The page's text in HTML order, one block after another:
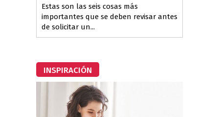
Estas son las seis cosas más
importantes que se deben revisar antes
de solicitar un...
INSPIRACIÓN